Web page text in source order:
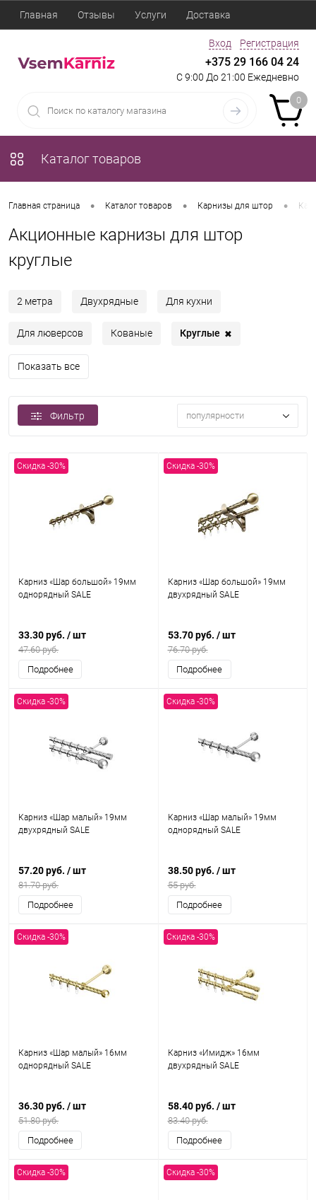
Главная Отзывы Услуги Доставка
Вход Регистрация
+375 29 166 04 24
С 9:00 До 21:00 Ежедневно
0
Каталог товаров
Главная страница • Каталог товаров • Карнизы для штор •
Акционные карнизы для штор
круглые
2 метра Двухрядные Для кухни
Для люверсов Кованые Круглые ✖
Показать все
Фильтр популярности
Скидка -30%
Карниз «Шар большой» 19мм
однорядный SALE
33.30 руб. / шт
47.60 руб.
Подробнее
Скидка -30%
Карниз «Шар большой» 19мм
двухрядный SALE
53.70 руб. / шт
76.70 руб.
Подробнее
Скидка -30%
Карниз «Шар малый» 19мм
двухрядный SALE
57.20 руб. / шт
81.70 руб.
Подробнее
Скидка -30%
Карниз «Шар малый» 19мм
однорядный SALE
38.50 руб. / шт
55 руб.
Подробнее
Скидка -30%
Карниз «Шар малый» 16мм
однорядный SALE
36.30 руб. / шт
51.80 руб.
Подробнее
Скидка -30%
Карниз «Имидж» 16мм
двухрядный SALE
58.40 руб. / шт
83.40 руб.
Подробнее
Скидка -30% Скидка -30%